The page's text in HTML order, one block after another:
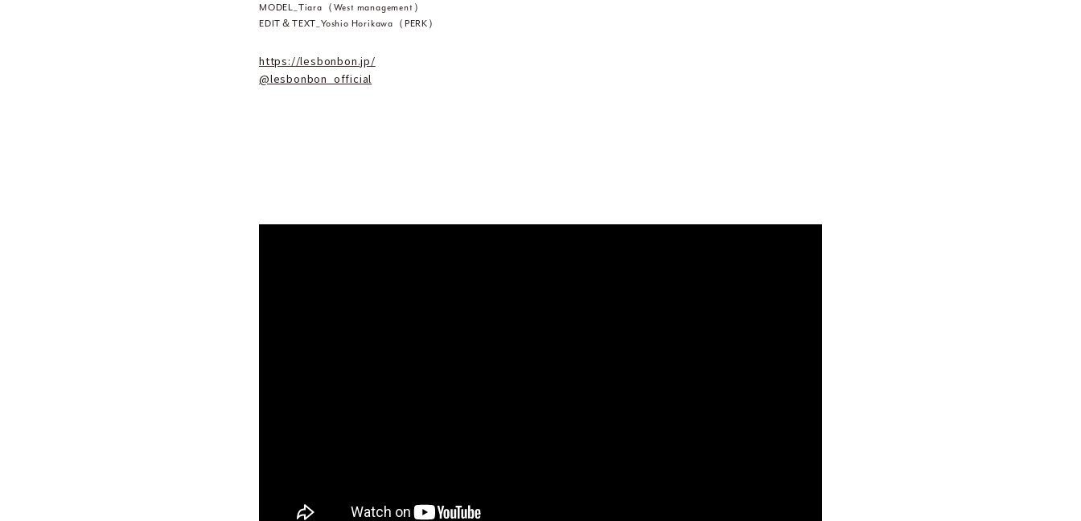
MODEL_Tiara（West management）
EDIT＆TEXT_Yoshio Horikawa（PERK）
https://lesbonbon.jp/
@lesbonbon_official